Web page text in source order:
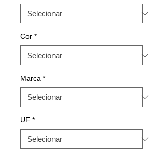
Cor *
Marca *
UF *